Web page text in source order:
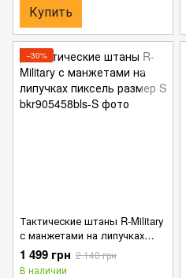
Купить
−30%
Тактические штаны R-Military
с манжетами на липучках
пиксель размер S
1 499 грн 2 140 грн
В наличии